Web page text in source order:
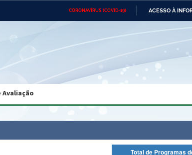
CORONAVÍRUS (COVID-19) ACESSO À
Ministério das Relações
Ministério do Desenvolvimento
Regional
Advocacia-Geral da União Banco Central do Brasil
Avaliação